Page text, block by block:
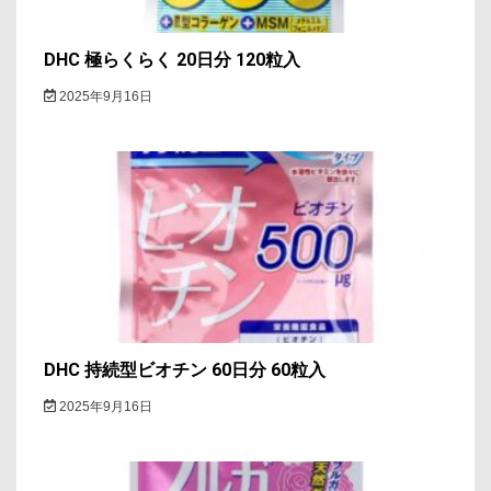
DHC 極らくらく 20日分 120粒入
2025年9月16日
DHC 持続型ビオチン 60日分 60粒入
2025年9月16日